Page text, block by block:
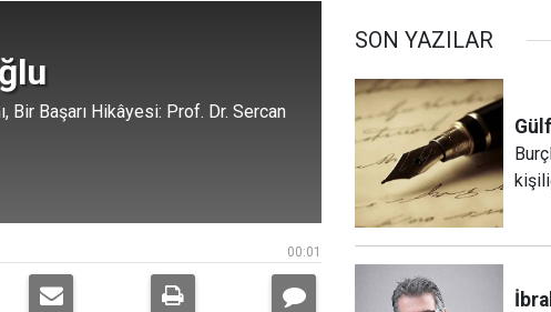
Bir Başarı Hikâyesi: Prof. Dr. Sercan
00:01
SON YAZILAR